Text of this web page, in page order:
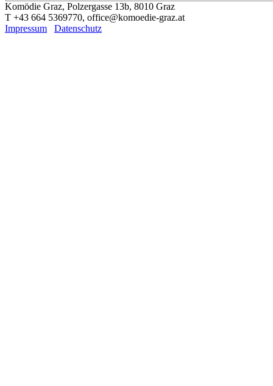
Komödie Graz, Polzergasse 13b, 8010 Graz
T +43 664 5369770, office@komoedie-graz.at
Impressum
Datenschutz